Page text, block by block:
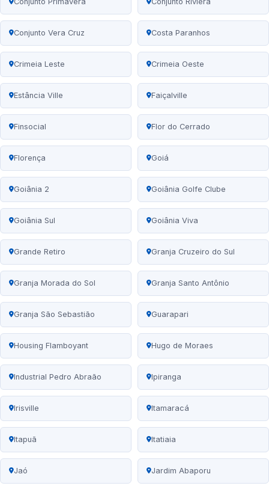
Conjunto Vera Cruz Costa Paranhos
Crimeia Leste Crimeia Oeste
Estância Ville Faiçalville
Finsocial Flor do Cerrado
Florença Goiá
Goiânia 2 Goiânia Golfe Clube
Goiânia Sul Goiânia Viva
Grande Retiro Granja Cruzeiro do Sul
Granja Morada do Sol Granja Santo Antônio
Granja São Sebastião Guarapari
Housing Flamboyant Hugo de Moraes
Industrial Pedro Abraão Ipiranga
Irisville Itamaracá
Itapuã Itatiaia
Jaó Jardim Abaporu